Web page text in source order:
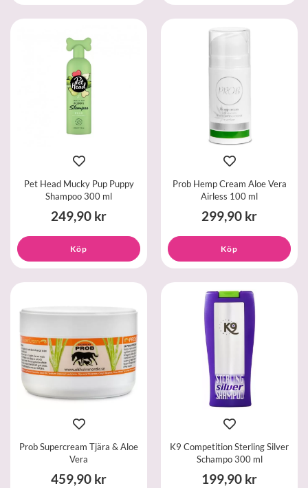
Pet Head Mucky Pup Puppy
Shampoo 300 ml
249,90 kr
Köp
Prob Hemp Cream Aloe Vera
Airless 100 ml
299,90 kr
Köp
Prob Supercream Tjära & Aloe
Vera
459,90 kr
K9 Competition Sterling Silver
Schampo 300 ml
199,90 kr